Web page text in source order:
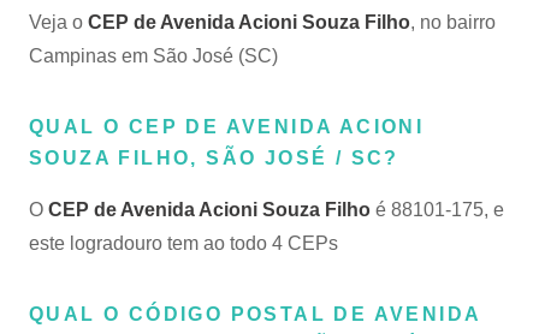
Veja o CEP de Avenida Acioni Souza Filho, no bairro
Campinas em São José (SC)
QUAL O CEP DE AVENIDA ACIONI
SOUZA FILHO, SÃO JOSÉ / SC?
O CEP de Avenida Acioni Souza Filho é 88101-175, e
este logradouro tem ao todo 4 CEPs
QUAL O CÓDIGO POSTAL DE AVENIDA